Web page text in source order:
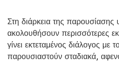
Στη διάρκεια της παρουσίασης
ακολουθήσουν περισσότερες
γίνει εκτεταμένος διάλογος με
παρουσιαστούν σταδιακά,